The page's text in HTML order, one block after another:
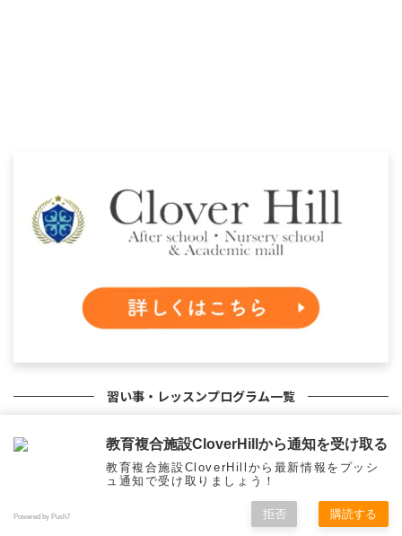
習い事・レッスンプログラム一覧
STUDY
教育複合施設CloverHillから通知を受け取る
教育複合施設CloverHillから最新情報をプッシ
ュ通知で受け取りましょう！
Powered by Push7 拒否 購読する